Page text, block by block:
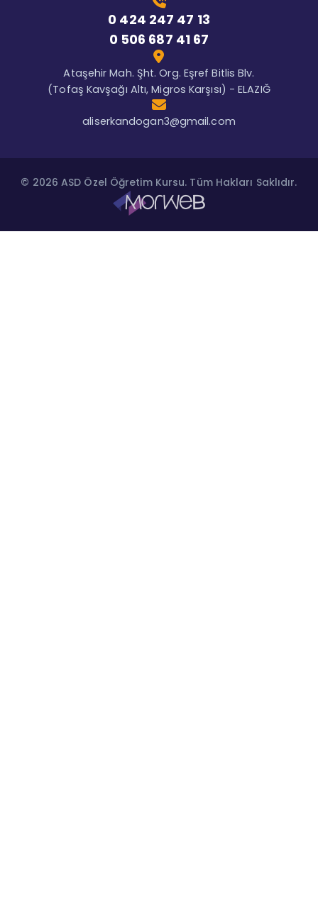
0 424 247 47 13
0 506 687 41 67
Ataşehir Mah. Şht. Org. Eşref Bitlis Blv.
(Tofaş Kavşağı Altı, Migros Karşısı) - ELAZIĞ
aliserkandogan3@gmail.com
© 2026 ASD Özel Öğretim Kursu. Tüm Hakları Saklıdır.